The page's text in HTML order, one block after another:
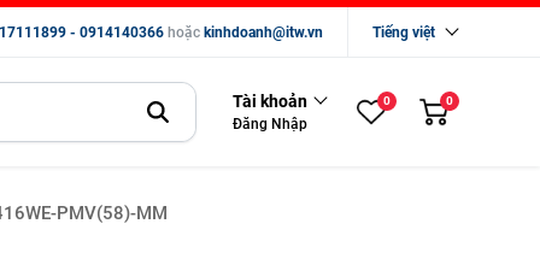
- 0914140366 hoặc kinhdoanh@itw.vn Tiếng việt
Tài khoản
Đăng Nhập
0 0
PMV(58)-MM